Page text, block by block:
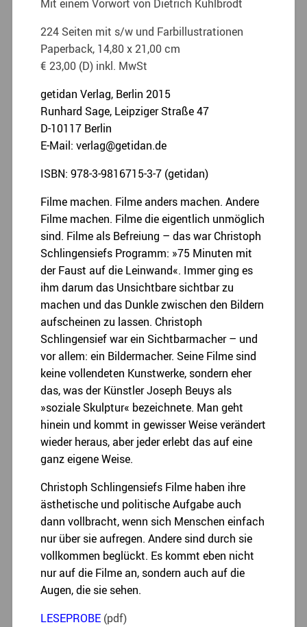
Mit einem Vorwort von Dietrich Kuhlbrodt
224 Seiten mit s/w und Farbillustrationen
Paperback, 14,80 x 21,00 cm
€ 23,00 (D) inkl. MwSt
getidan Verlag, Berlin 2015
Runhard Sage, Leipziger Straße 47
D-10117 Berlin
E-Mail: verlag@getidan.de
ISBN: 978-3-9816715-3-7 (getidan)
Filme machen. Filme anders machen. Andere
Filme machen. Filme die eigentlich unmöglich
sind. Filme als Befreiung – das war Christoph
Schlingensiefs Programm: »75 Minuten mit
der Faust auf die Leinwand«. Immer ging es
ihm darum das Unsichtbare sichtbar zu
machen und das Dunkle zwischen den Bildern
aufscheinen zu lassen. Christoph
Schlingensief war ein Sichtbarmacher – und
vor allem: ein Bildermacher. Seine Filme sind
keine vollendeten Kunstwerke, sondern eher
das, was der Künstler Joseph Beuys als
»soziale Skulptur« bezeichnete. Man geht
hinein und kommt in gewisser Weise verändert
wieder heraus, aber jeder erlebt das auf eine
ganz eigene Weise.
Christoph Schlingensiefs Filme haben ihre
ästhetische und politische Aufgabe auch
dann vollbracht, wenn sich Menschen einfach
nur über sie aufregen. Andere sind durch sie
vollkommen beglückt. Es kommt eben nicht
nur auf die Filme an, sondern auch auf die
Augen, die sie sehen.
LESEPROBE (pdf)